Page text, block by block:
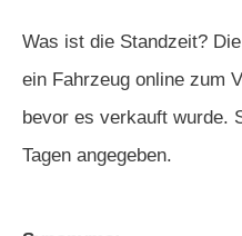
Was ist die Standzeit?
ein Fahrzeug online zum
bevor es verkauft wurde.
Tagen angegeben.